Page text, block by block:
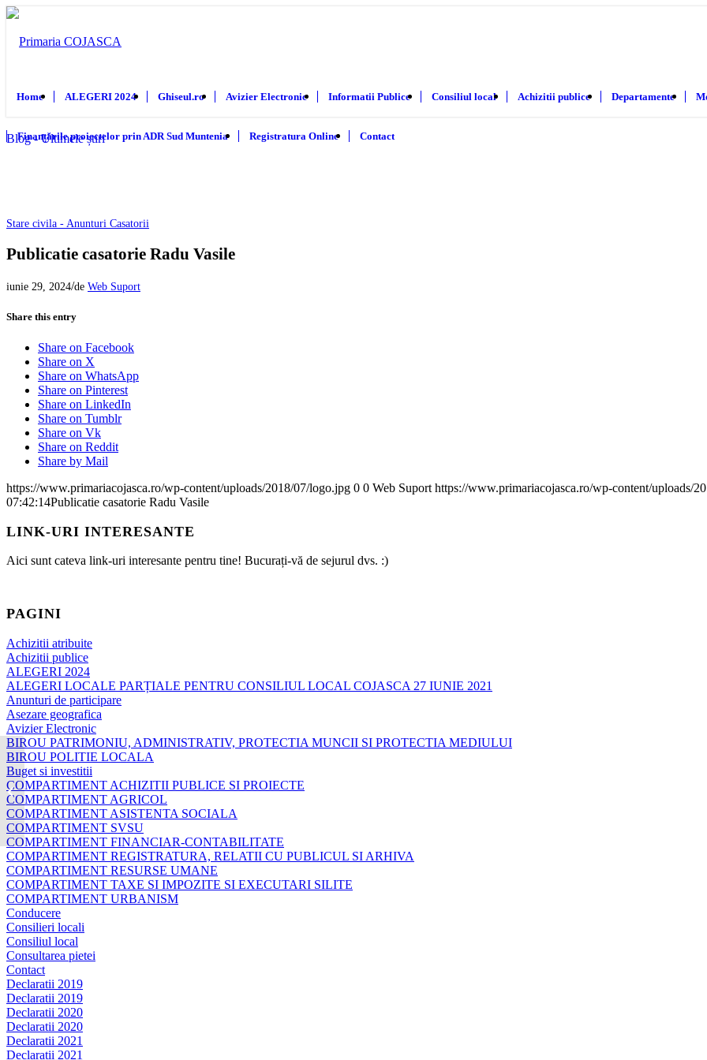
Home ALEGERI 2024 Ghiseul.ro Avizier Electronic Informatii Publice Consiliul local Achizitii publice Departamente
Finanțările proiectelor prin ADR Sud Muntenia Registratura Online Contact
Blog - Ultimele știri
Stare civila - Anunturi Casatorii
Publicatie casatorie Radu Vasile
iunie 29, 2024/de Web Suport
Share this entry
Share on Facebook
Share on X
Share on WhatsApp
Share on Pinterest
Share on LinkedIn
Share on Tumblr
Share on Vk
Share on Reddit
Share by Mail
https://www.primariacojasca.ro/wp-content/uploads/2018/07/logo.jpg 0 0 Web Suport https://www.primariacojasca.ro/wp-content/uploads/
07:42:14Publicatie casatorie Radu Vasile
LINK-URI INTERESANTE
Aici sunt cateva link-uri interesante pentru tine! Bucurați-vă de sejurul dvs. :)
PAGINI
Achizitii atribuite
Achizitii publice
ALEGERI 2024
ALEGERI LOCALE PARȚIALE PENTRU CONSILIUL LOCAL COJASCA 27 IUNIE 2021
Anunturi de participare
Asezare geografica
Avizier Electronic
BIROU PATRIMONIU, ADMINISTRATIV, PROTECTIA MUNCII SI PROTECTIA MEDIULUI
BIROU POLITIE LOCALA
Buget si investitii
COMPARTIMENT ACHIZITII PUBLICE SI PROIECTE
COMPARTIMENT AGRICOL
COMPARTIMENT ASISTENTA SOCIALA
COMPARTIMENT SVSU
COMPARTIMENT FINANCIAR-CONTABILITATE
COMPARTIMENT REGISTRATURA, RELATII CU PUBLICUL SI ARHIVA
COMPARTIMENT RESURSE UMANE
COMPARTIMENT TAXE SI IMPOZITE SI EXECUTARI SILITE
COMPARTIMENT URBANISM
Conducere
Consilieri locali
Consiliul local
Consultarea pietei
Contact
Declaratii 2019
Declaratii 2019
Declaratii 2020
Declaratii 2020
Declaratii 2021
Declaratii 2021
Anunt Informare masuri de prevenire
pentru perioadele caniculare
15.09.2023...